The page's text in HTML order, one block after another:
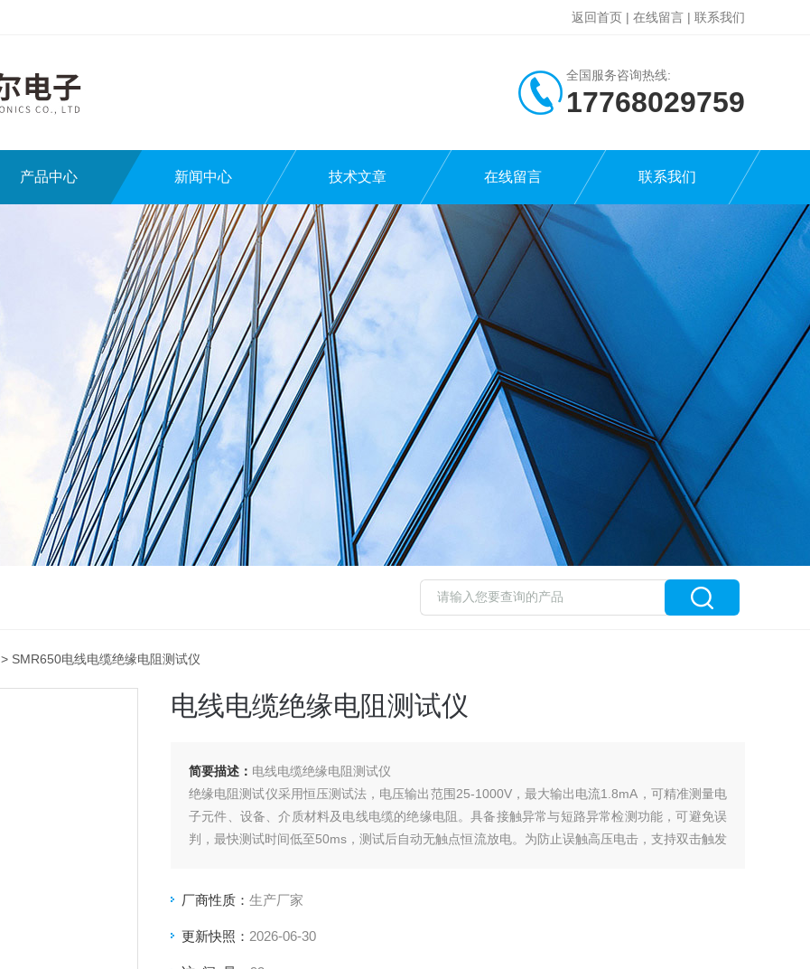
返回首页 | 在线留言 | 联系我们
全国服务咨询热线:
17768029759
产品中心 新闻中心 技术文章 在线留言 联系我们
> SMR650电线电缆绝缘电阻测试仪
电线电缆绝缘电阻测试仪
简要描述： 电线电缆绝缘电阻测试仪
绝缘电阻测试仪采用恒压测试法，电压输出范围25-1000V，最大输出电流1.8mA，可精准测量电
子元件、设备、介质材料及电线电缆的绝缘电阻。具备接触异常与短路异常检测功能，可避免误
判，最快测试时间低至50ms，测试后自动无触点恒流放电。为防止误触高压电击，支持双击触发
厂商性质： 生产厂家
更新快照： 2026-06-30